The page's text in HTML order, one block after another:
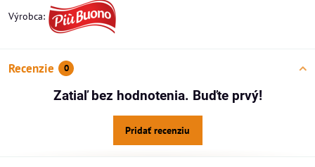
Výrobca:
Recenzie 0
Zatiaľ bez hodnotenia. Buďte prvý!
Pridať recenziu